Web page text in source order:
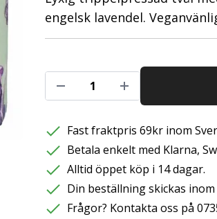
engelsk lavendel.
Fast fraktpris 69kr inom
Betala enkelt med Klarna,
Alltid öppet köp i 14 dagar.
Din beställning skickas
Frågor? Kontakta oss på